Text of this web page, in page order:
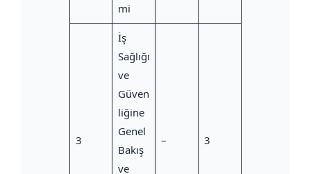
mi
3
İş
Sağlığı
ve
Güven
liğine
Genel
Bakış
ve
– 3